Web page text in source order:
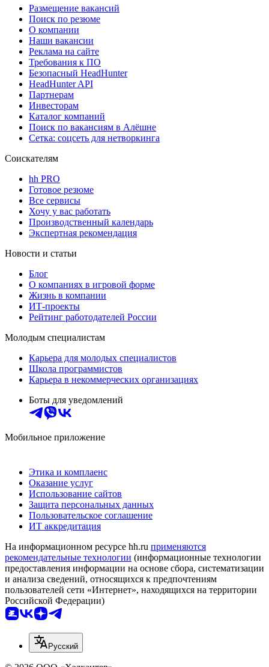
Размещение вакансий
Поиск по резюме
О компании
Наши вакансии
Реклама на сайте
Требования к ПО
Безопасный HeadHunter
HeadHunter API
Партнерам
Инвесторам
Каталог компаний
Поиск по вакансиям в Алёшне
Сетка: соцсеть для нетворкинга
Соискателям
hh PRO
Готовое резюме
Все сервисы
Хочу у вас работать
Производственный календарь
Экспертная рекомендация
Новости и статьи
Блог
О компаниях в игровой форме
Жизнь в компании
ИТ-проекты
Рейтинг работодателей России
Молодым специалистам
Карьера для молодых специалистов
Школа программистов
Карьера в некоммерческих организациях
Боты для уведомлений
Мобильное приложение
Этика и комплаенс
Оказание услуг
Использование сайтов
Защита персональных данных
Пользовательское соглашение
ИТ аккредитация
На информационном ресурсе hh.ru применяются
рекомендательные технологии (информационные технологии
предоставления информации на основе сбора, систематизации
и анализа сведений, относящихся к предпочтениям
пользователей сети «Интернет», находящихся на территории
Российской Федерации)
Русский